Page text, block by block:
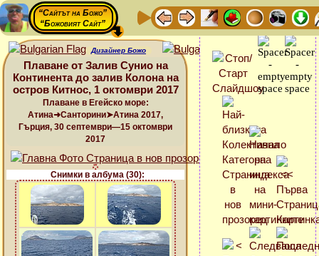
“Сайтът на Божо”
“Божовият Сайт”
Дизайнер Божо
Плаване от Залив Сунио на
Континента до залив Колона на
остров Китнос, 1 октомври 2017
Плаване в Егейско море:
Атина➜Санторини➤Атина 2017,
Гърция, 30 септември—15 октомври
2017
Снимки в албума (30):